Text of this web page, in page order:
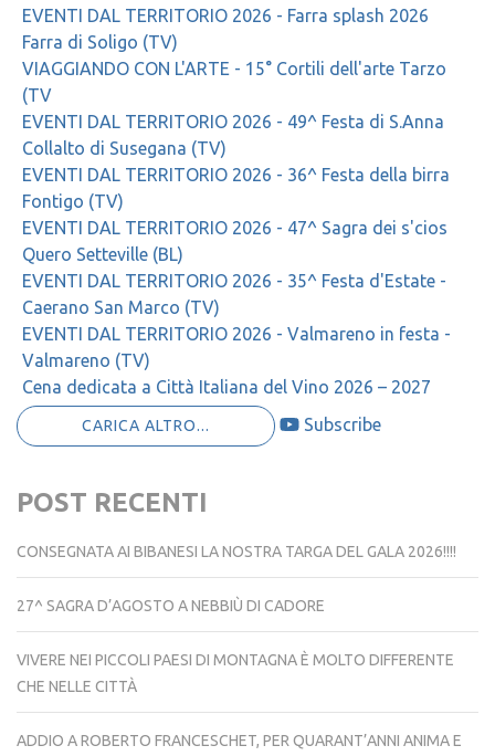
EVENTI DAL TERRITORIO 2026 - Farra splash 2026
Farra di Soligo (TV)
VIAGGIANDO CON L'ARTE - 15° Cortili dell'arte Tarzo
(TV
EVENTI DAL TERRITORIO 2026 - 49^ Festa di S.Anna
Collalto di Susegana (TV)
EVENTI DAL TERRITORIO 2026 - 36^ Festa della birra
Fontigo (TV)
EVENTI DAL TERRITORIO 2026 - 47^ Sagra dei s'cios
Quero Setteville (BL)
EVENTI DAL TERRITORIO 2026 - 35^ Festa d'Estate -
Caerano San Marco (TV)
EVENTI DAL TERRITORIO 2026 - Valmareno in festa -
Valmareno (TV)
Cena dedicata a Città Italiana del Vino 2026 – 2027
CARICA ALTRO... Subscribe
POST RECENTI
CONSEGNATA AI BIBANESI LA NOSTRA TARGA DEL GALA 2026!!!!
27^ SAGRA D’AGOSTO A NEBBIÙ DI CADORE
VIVERE NEI PICCOLI PAESI DI MONTAGNA È MOLTO DIFFERENTE
CHE NELLE CITTÀ
ADDIO A ROBERTO FRANCESCHET, PER QUARANT’ANNI ANIMA E